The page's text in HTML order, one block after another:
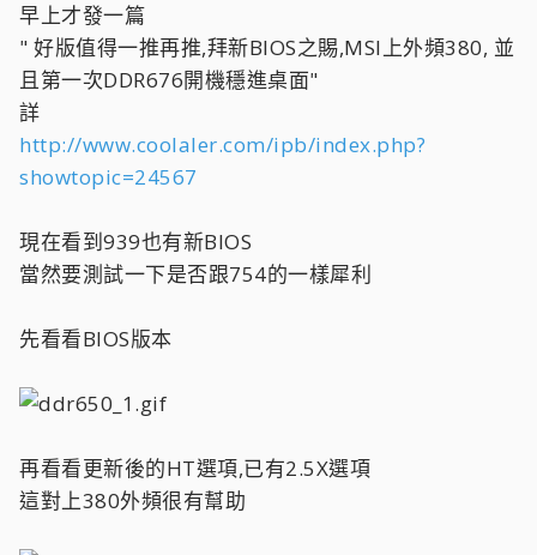
早上才發一篇
" 好版值得一推再推,拜新BIOS之賜,MSI上外頻380, 並
且第一次DDR676開機穩進桌面"
詳
http://www.coolaler.com/ipb/index.php?
showtopic=24567
現在看到939也有新BIOS
當然要測試一下是否跟754的一樣犀利
先看看BIOS版本
再看看更新後的HT選項,已有2.5X選項
這對上380外頻很有幫助